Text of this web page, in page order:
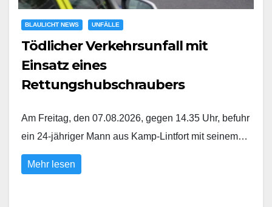
BLAULICHT NEWS UNFÄLLE
Tödlicher Verkehrsunfall mit
Einsatz eines
Rettungshubschraubers
Am Freitag, den 07.08.2026, gegen 14.35 Uhr, befuhr
ein 24-jähriger Mann aus Kamp-Lintfort mit seinem…
Mehr lesen